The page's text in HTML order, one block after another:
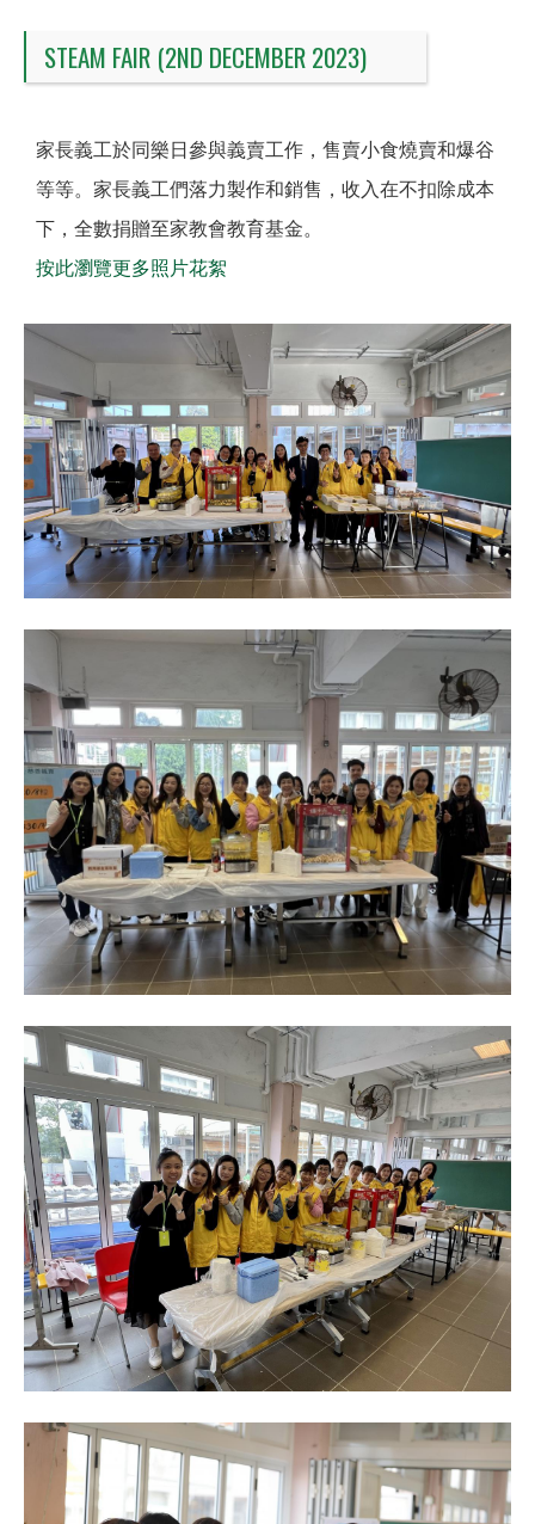
STEAM FAIR (2ND DECEMBER 2023)
家長義工於同樂日參與義賣工作，售賣小食燒賣和爆谷
等等。家長義工們落力製作和銷售，收入在不扣除成本
下，全數捐贈至家教會教育基金。
按此瀏覽更多照片花絮